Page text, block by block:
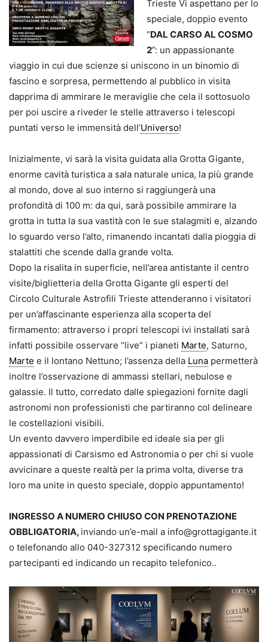
Trieste Vi aspettano per lo
speciale, doppio evento
“DAL CARSO AL COSMO
2”: un appassionante
viaggio in cui due scienze si uniscono in un binomio di
fascino e sorpresa, permettendo al pubblico in visita
dapprima di ammirare le meraviglie che cela il sottosuolo
per poi uscire a riveder le stelle attraverso i telescopi
puntati verso le immensità dell’Universo!
Inizialmente, vi sarà la visita guidata alla Grotta Gigante,
enorme cavità turistica a sala naturale unica, la più grande
al mondo, dove al suo interno si raggiungerà una
profondità di 100 m: da qui, sarà possibile ammirare la
grotta in tutta la sua vastità con le sue stalagmiti e, alzando
lo sguardo verso l’alto, rimanendo incantati dalla pioggia di
stalattiti che scende dalla grande volta.
Dopo la risalita in superficie, nell’area antistante il centro
visite/biglietteria della Grotta Gigante gli esperti del
Circolo Culturale Astrofili Trieste attenderanno i visitatori
per un’affascinante esperienza alla scoperta del
firmamento: attraverso i propri telescopi ivi installati sarà
infatti possibile osservare “live” i pianeti Marte, Saturno,
Marte e il lontano Nettuno; l’assenza della Luna permetterà
inoltre l’osservazione di ammassi stellari, nebulose e
galassie. Il tutto, corredato dalle spiegazioni fornite dagli
astronomi non professionisti che partiranno col delineare
le costellazioni visibili.
Un evento davvero imperdibile ed ideale sia per gli
appassionati di Carsismo ed Astronomia o per chi si vuole
avvicinare a queste realtà per la prima volta, diverse tra
loro ma unite in questo speciale, doppio appuntamento!
INGRESSO A NUMERO CHIUSO CON PRENOTAZIONE
OBBLIGATORIA, inviando un’e-mail a info@grottagigante.it
o telefonando allo 040-327312 specificando numero
partecipanti ed indicando un recapito telefonico..